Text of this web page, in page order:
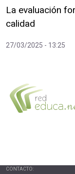
La evaluación
calidad
27/03/2025 - 13:25
CONTACTO: